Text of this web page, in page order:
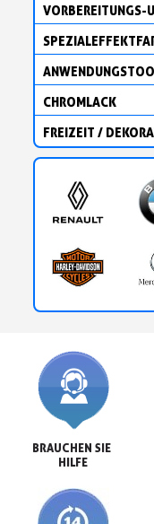
VORBEREITUNGS-
CHROMLACK
FREIZEIT /
BRAUCHEN SIE
HILFE